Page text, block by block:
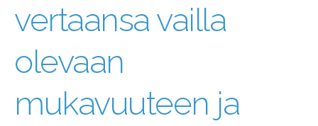
vertaansa vailla
olevaan
mukavuuteen ja